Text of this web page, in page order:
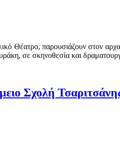
Θέατρο, παρουσιάζουν στον
σκηνοθεσία και
Σχολή